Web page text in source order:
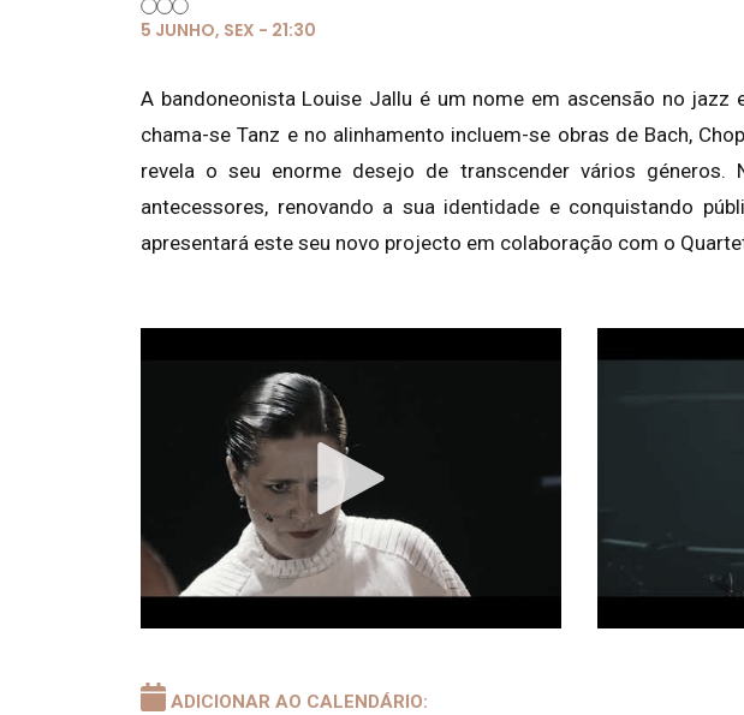
5 JUNHO, SEX - 21:30
A bandoneonista Louise Jallu é um nome em ascensão no
chama-se Tanz e no alinhamento incluem-se obras de Bach,
revela o seu enorme desejo de transcender vários
antecessores, renovando a sua identidade e conquistando
apresentará este seu novo projecto em colaboração com o
ADICIONAR AO CALENDÁRIO: